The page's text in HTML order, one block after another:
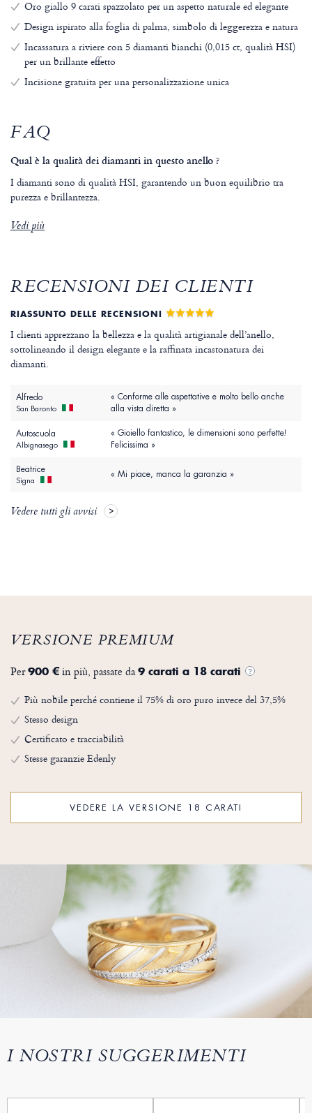
Oro giallo 9 carati spazzolato per un aspetto naturale ed elegante
Design ispirato alla foglia di palma, simbolo di leggerezza e natura
Incassatura a riviere con 5 diamanti bianchi (0,015 ct, qualità HSI)
per un brillante effetto
Incisione gratuita per una personalizzazione unica
FAQ
Qual è la qualità dei diamanti in questo anello ?
I diamanti sono di qualità HSI, garantendo un buon equilibrio tra
purezza e brillantezza.
Vedi più
RECENSIONI DEI CLIENTI
RIASSUNTO DELLE RECENSIONI
I clienti apprezzano la bellezza e la qualità artigianale dell’anello,
sottolineando il design elegante e la raffinata incastonatura dei
diamanti.
Alfredo
San Baronto
« Conforme alle aspettative e molto bello anche
alla vista diretta »
Autoscuola
Albignasego
« Gioiello fantastico, le dimensioni sono perfette!
Felicissima »
Beatrice
Signa
« Mi piace, manca la garanzia »
Vedere tutti gli avvisi
VERSIONE PREMIUM
Per900 €in più, passate da9 carati a 18 carati ?
Più nobile perché contiene il 75% di oro puro invece del 37,5%
Stesso design
Certificato e tracciabilità
Stesse garanzie Edenly
VEDERE LA VERSIONE 18 CARATI
I NOSTRI SUGGERIMENTI